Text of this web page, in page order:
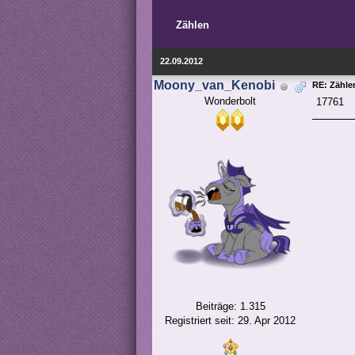
Zählen
22.09.2012
Moony_van_Kenobi
Wonderbolt
Beiträge: 1.315
Registriert seit: 29. Apr 2012
RE:
17761